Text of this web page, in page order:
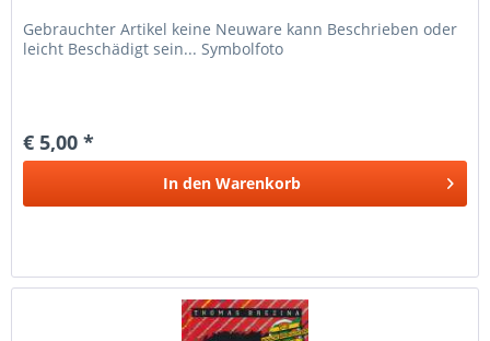
Gebrauchter Artikel keine Neuware kann Beschrieben oder
leicht Beschädigt sein... Symbolfoto
€ 5,00 *
In den Warenkorb